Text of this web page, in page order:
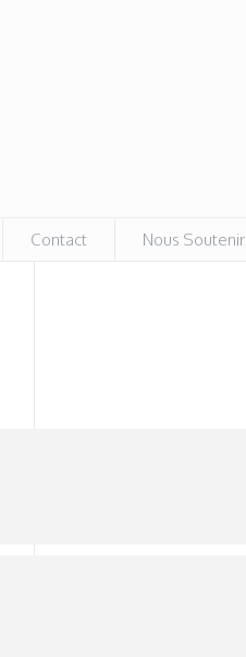
Contact Nous Soutenir